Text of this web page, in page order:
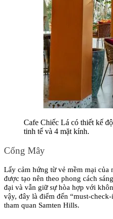
Cafe Chiếc Lá có thiết kế
tinh tế và 4 mặt kính.
Cổng Mây
Lấy cảm hứng từ vẻ mềm mại
được tạo nên theo phong cách
đại và vẫn giữ sự hòa hợp với
vậy, đây là điểm đến “must-
tham quan Samten Hills.